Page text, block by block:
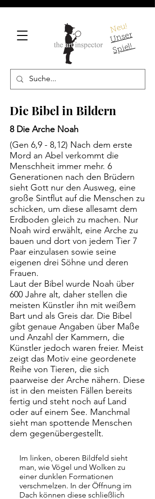
Neu!
U
ns
er
S
pi
el!
Die Bibel in Bildern
8 Die Arche Noah
(Gen 6,9 - 8,12) Nach dem erste
Mord an Abel verkommt die
Menschheit immer mehr. 6
Generationen nach den Brüdern
sieht Gott nur den Ausweg, eine
große Sintflut auf die Menschen zu
schicken, um diese allesamt dem
Erdboden gleich zu machen. Nur
Noah wird erwählt, eine Arche zu
bauen und dort von jedem Tier 7
Paar einzulasen sowie seine
eigenen drei Söhne und deren
Frauen.
Laut der Bibel wurde Noah über
600 Jahre alt, daher stellen die
meisten Künstler ihn mit weißem
Bart und als Greis dar. Die Bibel
gibt genaue Angaben über Maße
und Anzahl der Kammern, die
Künstler jedoch waren freier. Meist
zeigt das Motiv eine geordenete
Reihe von Tieren, die sich
paarweise der Arche nähern. Diese
ist in den meisten Fällen bereits
fertig und steht noch auf Land
oder auf einem See. Manchmal
sieht man spottende Menschen
dem gegenübergestellt.
Im linken, oberen Bildfeld sieht
man, wie Vögel und Wolken zu
einer dunklen Formationen
verschmelzen. In der Öffnung im
Dach können diese schließlich